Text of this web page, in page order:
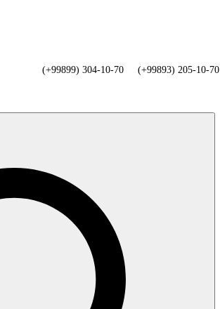
(+99899) 304-10-70 (+99893) 205-10-70